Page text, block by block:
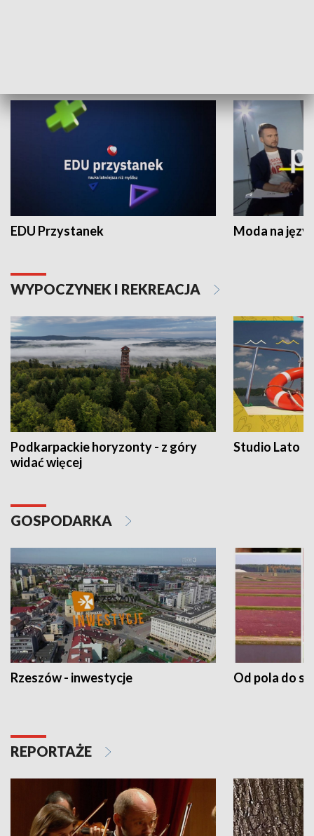
EDU Przystanek Moda na
WYPOCZYNEK I REKREACJA
Podkarpackie horyzonty - z góry
widać więcej
Studio Lato
GOSPODARKA
Rzeszów - inwestycje Od pola do
REPORTAŻE